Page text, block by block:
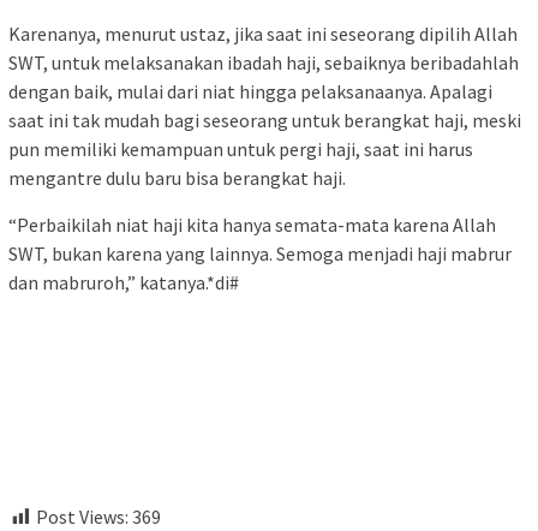
Karenanya, menurut ustaz, jika saat ini seseorang dipilih Allah
SWT, untuk melaksanakan ibadah haji, sebaiknya beribadahlah
dengan baik, mulai dari niat hingga pelaksanaanya. Apalagi
saat ini tak mudah bagi seseorang untuk berangkat haji, meski
pun memiliki kemampuan untuk pergi haji, saat ini harus
mengantre dulu baru bisa berangkat haji.
“Perbaikilah niat haji kita hanya semata-mata karena Allah
SWT, bukan karena yang lainnya. Semoga menjadi haji mabrur
dan mabruroh,” katanya.*di#
Post Views: 369